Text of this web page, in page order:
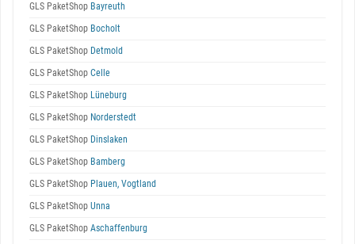
GLS PaketShop Bayreuth
GLS PaketShop Bocholt
GLS PaketShop Detmold
GLS PaketShop Celle
GLS PaketShop Lüneburg
GLS PaketShop Norderstedt
GLS PaketShop Dinslaken
GLS PaketShop Bamberg
GLS PaketShop Plauen, Vogtland
GLS PaketShop Unna
GLS PaketShop Aschaffenburg